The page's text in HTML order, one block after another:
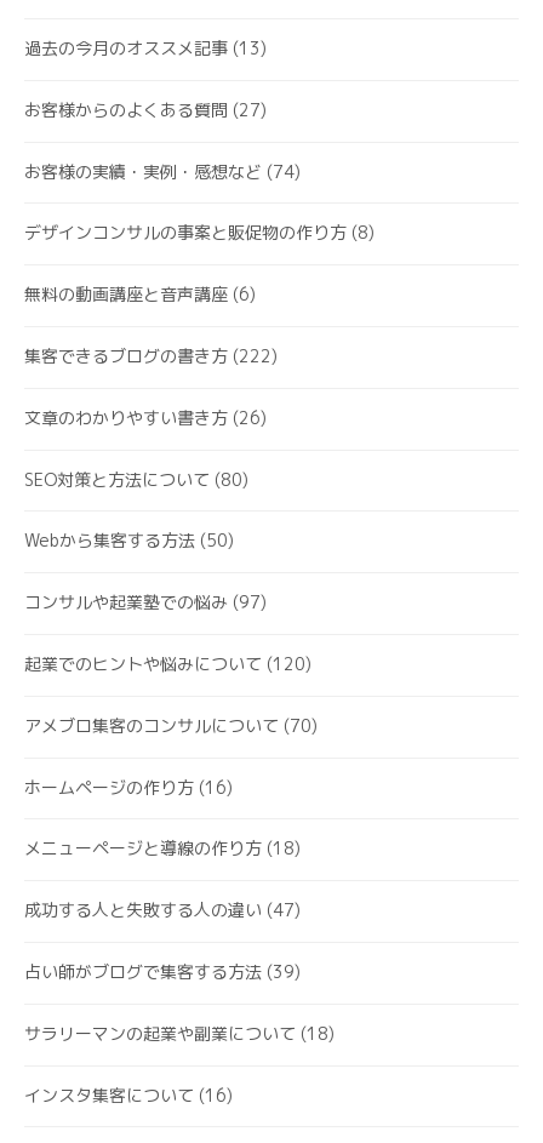
過去の今月のオススメ記事 (13)
お客様からのよくある質問 (27)
お客様の実績・実例・感想など (74)
デザインコンサルの事案と販促物の作り方 (8)
無料の動画講座と音声講座 (6)
集客できるブログの書き方 (222)
文章のわかりやすい書き方 (26)
SEO対策と方法について (80)
Webから集客する方法 (50)
コンサルや起業塾での悩み (97)
起業でのヒントや悩みについて (120)
アメブロ集客のコンサルについて (70)
ホームページの作り方 (16)
メニューページと導線の作り方 (18)
成功する人と失敗する人の違い (47)
占い師がブログで集客する方法 (39)
サラリーマンの起業や副業について (18)
インスタ集客について (16)